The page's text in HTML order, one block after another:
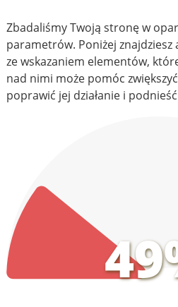
Zbadaliśmy Twoją stronę w
parametrów. Poniżej znajdziesz
ze wskazaniem elementów,
nad nimi może pomóc
poprawić jej działanie i